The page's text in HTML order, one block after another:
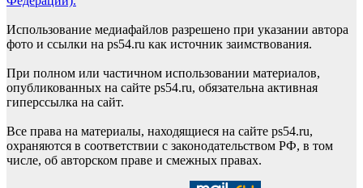
Использование медиафайлов разрешено при указании автора
фото и ссылки на ps54.ru как источник заимствования.
При полном или частичном использовании материалов,
опубликованных на сайте ps54.ru, обязательна активная
гиперссылка на сайт.
Все права на материалы, находящиеся на сайте ps54.ru,
охраняются в соответствии с законодательством РФ, в том
числе, об авторском праве и смежных правах.